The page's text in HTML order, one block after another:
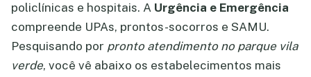
policlínicas e hospitais. A Urgência e Emergência
compreende UPAs, prontos-socorros e SAMU.
Pesquisando por pronto atendimento no parque vila
verde, você vê abaixo os estabelecimentos mais